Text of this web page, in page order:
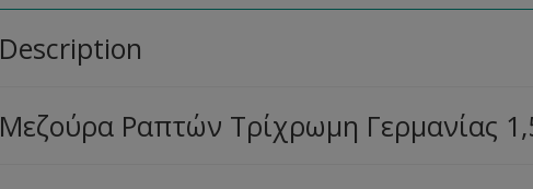
Description
Μεζούρα Ραπτών Τρίχρωμη Γερμανίας